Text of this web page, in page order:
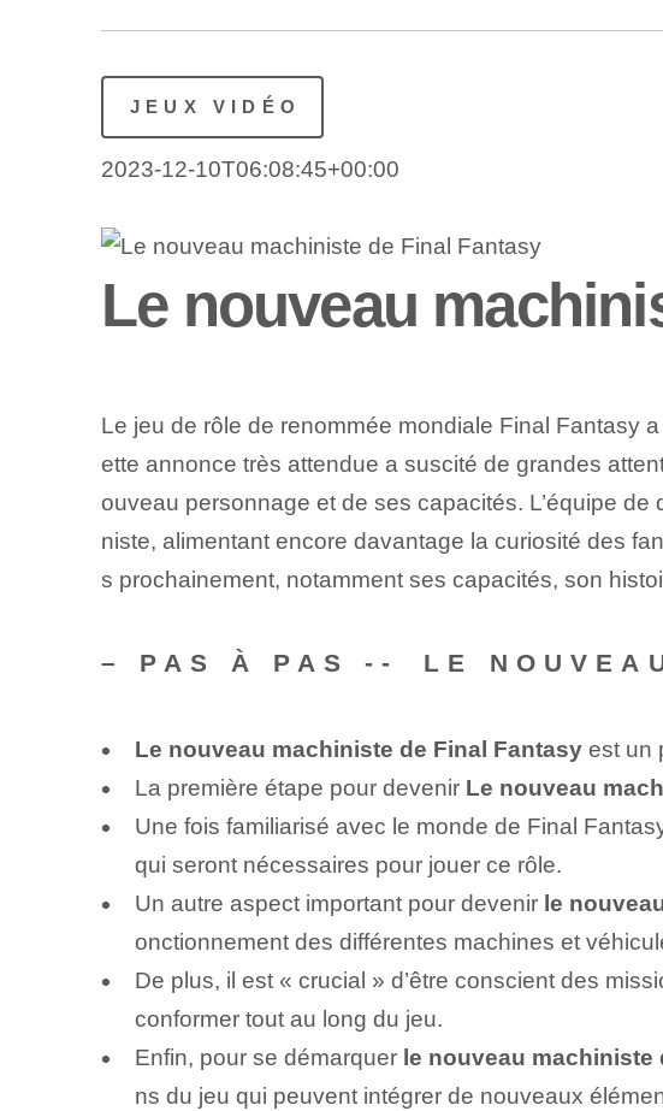
JEUX VIDÉO
2023-12-10T06:08:45+00:00
Le nouveau
⁢Le jeu de rôle de renommée mondiale Final Fantasy
ette annonce très attendue a suscité de grandes
ouveau personnage et de ses capacités. L’équipe
niste, alimentant encore davantage la curiosité des
s prochainement, notamment ses capacités, son
– PAS À PAS -- ⁢LE
Le nouveau machiniste de Final Fantasyest un
La première⁤ étape⁣ pour devenir Le nouveau
Une fois familiarisé avec le monde de Final
qui seront nécessaires pour jouer ce rôle.
Un autre aspect important pour devenir le
onctionnement des différentes machines et
De plus, il est « crucial » d’être conscient des
conformer tout au long du jeu.
Enfin,​ pour se démarquer​ le nouveau machiniste
ns du jeu qui peuvent intégrer de nouveaux